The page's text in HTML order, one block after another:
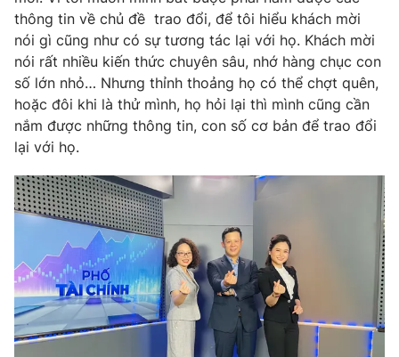
thông tin về chủ đề trao đổi, để tôi hiểu khách mời
nói gì cũng như có sự tương tác lại với họ. Khách mời
nói rất nhiều kiến thức chuyên sâu, nhớ hàng chục con
số lớn nhỏ… Nhưng thỉnh thoảng họ có thể chợt quên,
hoặc đôi khi là thử mình, họ hỏi lại thì mình cũng cần
nắm được những thông tin, con số cơ bản để trao đổi
lại với họ.